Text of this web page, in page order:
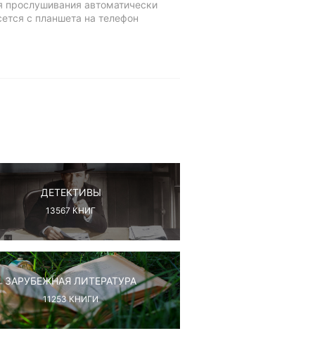
прослушивания автоматически
с планшета на телефон
ДЕТЕКТИВЫ
13567 КНИГ
ЗАРУБЕЖНАЯ ЛИТЕРАТУРА
11253 КНИГИ